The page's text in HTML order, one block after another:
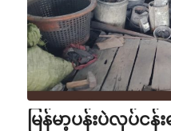
မြန်မာ့ပန်းပဲလုပ်ငန်